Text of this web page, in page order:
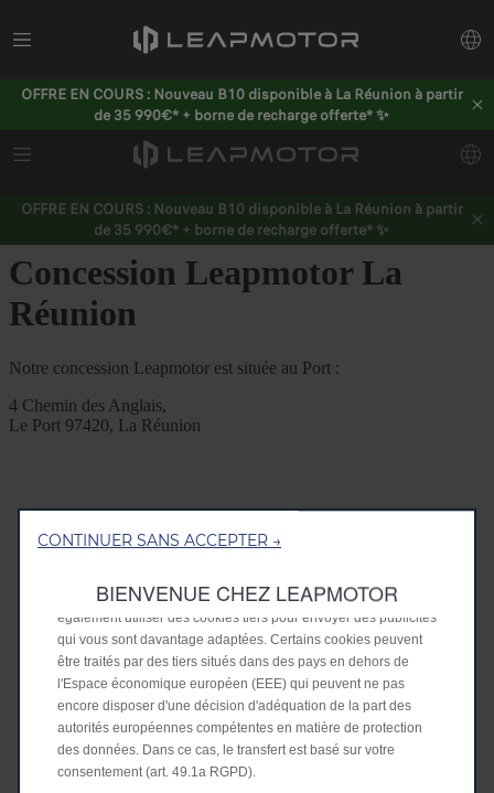
OFFRE EN COURS : Nouveau B10 disponible à La Réunion à partir
de 35 990€* + borne de recharge offerte* ✨
CONTINUER SANS ACCEPTER →
BIENVENUE CHEZ LEAPMOTOR
fournir des fonctionnalités essentielles telles que la sécurité, la
et les performances grâce à diverses fonctionnalités telles que
améliorent ainsi ce que nous vous offrons. Notre site peut
également utiliser des cookies tiers pour envoyer des publicités
qui vous sont davantage adaptées. Certains cookies peuvent
être traités par des tiers situés dans des pays en dehors de
l'Espace économique européen (EEE) qui peuvent ne pas
encore disposer d'une décision d'adéquation de la part des
autorités européennes compétentes en matière de protection
des données. Dans ce cas, le transfert est basé sur votre
consentement (art. 49.1a RGPD).